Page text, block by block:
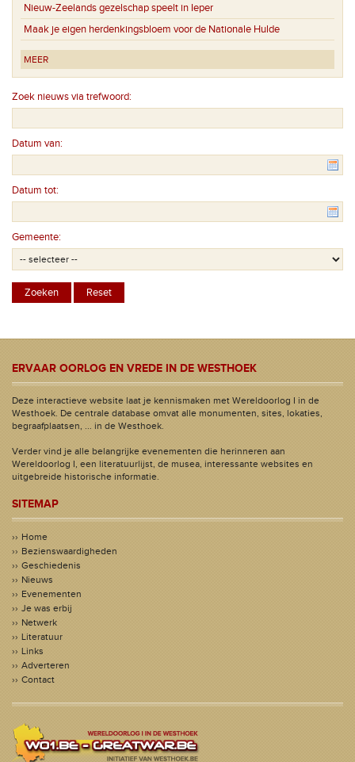
Nieuw-Zeelands gezelschap speelt in Ieper
Maak je eigen herdenkingsbloem voor de Nationale Hulde
MEER
Zoek nieuws via trefwoord:
Datum van:
Datum tot:
Gemeente:
ERVAAR OORLOG EN VREDE IN DE WESTHOEK
Deze interactieve website laat je kennismaken met Wereldoorlog I in de
Westhoek. De centrale database omvat alle monumenten, sites, lokaties,
begraafplaatsen, ... in de Westhoek.
Verder vind je alle belangrijke evenementen die herinneren aan
Wereldoorlog I, een literatuurlijst, de musea, interessante websites en
uitgebreide historische informatie.
SITEMAP
Home
Bezienswaardigheden
Geschiedenis
Nieuws
Evenementen
Je was erbij
Netwerk
Literatuur
Links
Adverteren
Contact